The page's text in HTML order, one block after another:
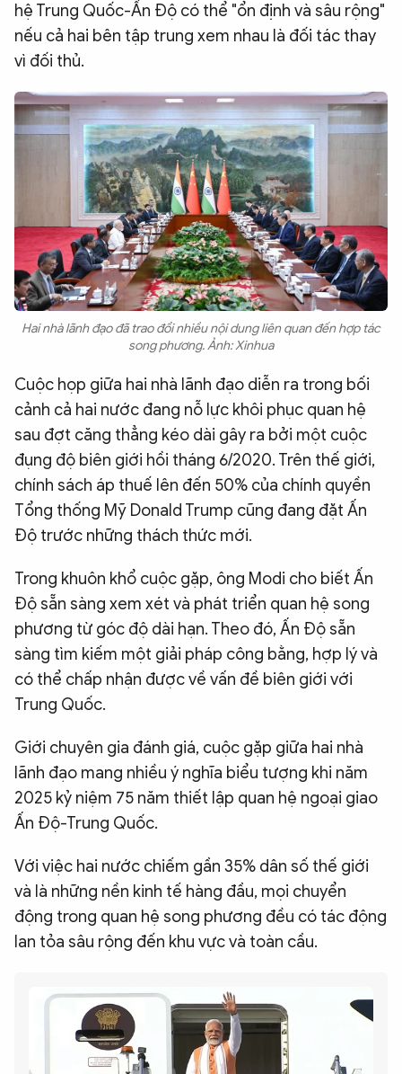
hệ Trung Quốc-Ấn Độ có thể "ổn định và sâu rộng"
nếu cả hai bên tập trung xem nhau là đối tác thay
vì đối thủ.
Hai nhà lãnh đạo đã trao đổi nhiều nội dung liên quan đến hợp tác
song phương. Ảnh: Xinhua
Cuộc họp giữa hai nhà lãnh đạo diễn ra trong bối
cảnh cả hai nước đang nỗ lực khôi phục quan hệ
sau đợt căng thẳng kéo dài gây ra bởi một cuộc
đụng độ biên giới hồi tháng 6/2020. Trên thế giới,
chính sách áp thuế lên đến 50% của chính quyền
Tổng thống Mỹ Donald Trump cũng đang đặt Ấn
Độ trước những thách thức mới.
Trong khuôn khổ cuộc gặp, ông Modi cho biết Ấn
Độ sẵn sàng xem xét và phát triển quan hệ song
phương từ góc độ dài hạn. Theo đó, Ấn Độ sẵn
sàng tìm kiếm một giải pháp công bằng, hợp lý và
có thể chấp nhận được về vấn đề biên giới với
Trung Quốc.
Giới chuyên gia đánh giá, cuộc gặp giữa hai nhà
lãnh đạo mang nhiều ý nghĩa biểu tượng khi năm
2025 kỷ niệm 75 năm thiết lập quan hệ ngoại giao
Ấn Độ-Trung Quốc.
Với việc hai nước chiếm gần 35% dân số thế giới
và là những nền kinh tế hàng đầu, mọi chuyển
động trong quan hệ song phương đều có tác động
lan tỏa sâu rộng đến khu vực và toàn cầu.